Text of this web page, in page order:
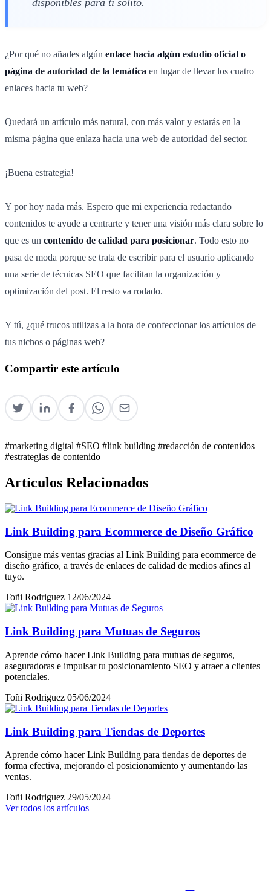
disponibles para ti solito.
¿Por qué no añades algún enlace hacia algún estudio oficial o
página de autoridad de la temática en lugar de llevar los cuatro
enlaces hacia tu web?
Quedará un artículo más natural, con más valor y estarás en la
misma página que enlaza hacia una web de autoridad del sector.
¡Buena estrategia!
Y por hoy nada más. Espero que mi experiencia redactando
contenidos te ayude a centrarte y tener una visión más clara sobre lo
que es un contenido de calidad para posicionar. Todo esto no
pasa de moda porque se trata de escribir para el usuario aplicando
una serie de técnicas SEO que facilitan la organización y
optimización del post. El resto va rodado.
Y tú, ¿qué trucos utilizas a la hora de confeccionar los artículos de
tus nichos o páginas web?
Compartir este artículo
#marketing digital #SEO #link building #redacción de contenidos
#estrategias de contenido
Artículos Relacionados
Link Building para Ecommerce de Diseño Gráfico
Consigue más ventas gracias al Link Building para ecommerce de
diseño gráfico, a través de enlaces de calidad de medios afines al
tuyo.
Toñi Rodriguez 12/06/2024
Link Building para Mutuas de Seguros
Aprende cómo hacer Link Building para mutuas de seguros,
aseguradoras e impulsar tu posicionamiento SEO y atraer a clientes
potenciales.
Toñi Rodriguez 05/06/2024
Link Building para Tiendas de Deportes
Aprende cómo hacer Link Building para tiendas de deportes de
forma efectiva, mejorando el posicionamiento y aumentando las
ventas.
Toñi Rodriguez 29/05/2024
Ver todos los artículos